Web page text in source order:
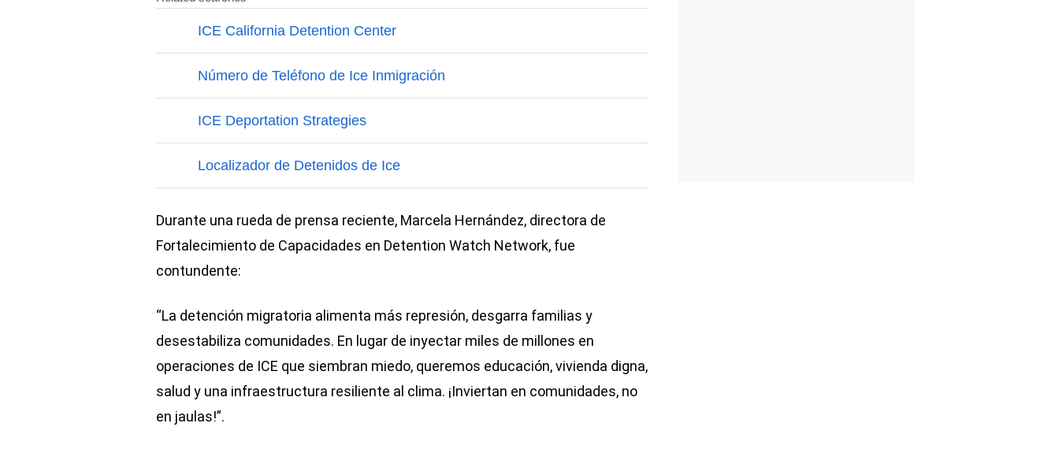
Durante una rueda de prensa reciente, Marcela Hernández, directora de
Fortalecimiento de Capacidades en Detention Watch Network, fue
contundente:
“La detención migratoria alimenta más represión, desgarra familias y
desestabiliza comunidades. En lugar de inyectar miles de millones en
operaciones de ICE que siembran miedo, queremos educación, vivienda digna,
salud y una infraestructura resiliente al clima. ¡Inviertan en comunidades, no
en jaulas!”.